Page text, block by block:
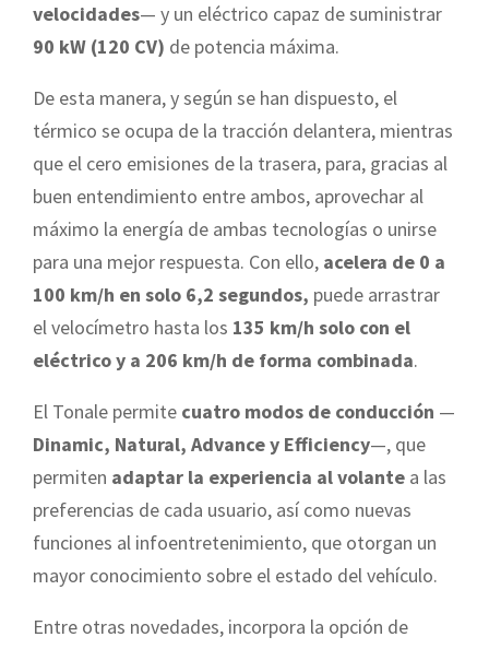
velocidades— y un eléctrico capaz de suministrar
90 kW (120 CV) de potencia máxima.
De esta manera, y según se han dispuesto, el
térmico se ocupa de la tracción delantera, mientras
que el cero emisiones de la trasera, para, gracias al
buen entendimiento entre ambos, aprovechar al
máximo la energía de ambas tecnologías o unirse
para una mejor respuesta. Con ello, acelera de 0 a
100 km/h en solo 6,2 segundos, puede arrastrar
el velocímetro hasta los 135 km/h solo con el
eléctrico y a 206 km/h de forma combinada.
El Tonale permite cuatro modos de conducción —
Dinamic, Natural, Advance y Efficiency—, que
permiten adaptar la experiencia al volante a las
preferencias de cada usuario, así como nuevas
funciones al infoentretenimiento, que otorgan un
mayor conocimiento sobre el estado del vehículo.
Entre otras novedades, incorpora la opción de